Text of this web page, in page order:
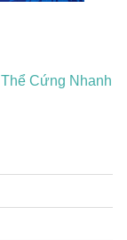
Cứng Nhanh